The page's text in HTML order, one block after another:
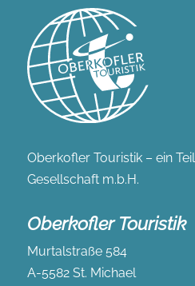
Oberkofler Touristik – ein
Gesellschaft m.b.H.
Oberkofler Touristik
Murtalstraße 584
A-5582 St. Michael